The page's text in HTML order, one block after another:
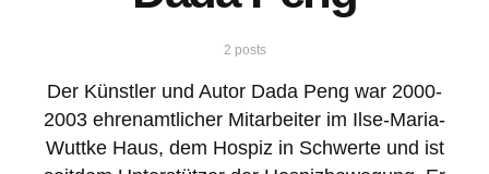
2 posts
Der Künstler und Autor Dada Peng war 2000-
2003 ehrenamtlicher Mitarbeiter im Ilse-Maria-
Wuttke Haus, dem Hospiz in Schwerte und ist